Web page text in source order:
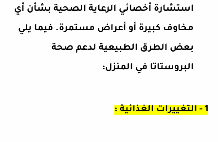
استشارة أخصائي الرعاية الصحية بشأن أي
مخاوف كبيرة أو أعراض مستمرة. فيما يلي
بعض الطرق الطبيعية لدعم صحة
البروستاتا في المنزل:
1 - التغييرات الغذائية :